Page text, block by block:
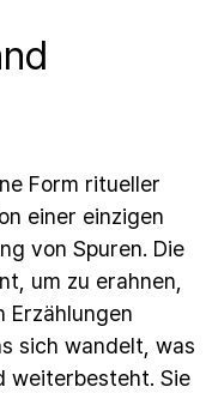
Form ritueller
einer einzigen
von Spuren. Die
um zu erahnen,
sich wandelt, was
weiterbesteht. Sie